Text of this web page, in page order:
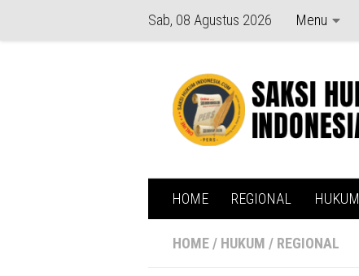
Sab, 08 Agustus 2026 Menu
HOME REGIONAL HUKUM
HOME/ HUKUM / REGIONAL